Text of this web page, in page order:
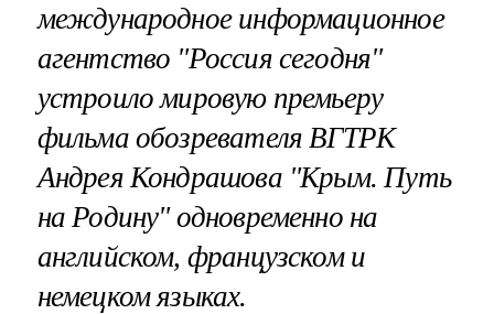
международное информационное
агентство "Россия сегодня"
устроило мировую премьеру
фильма обозревателя ВГТРК
Андрея Кондрашова "Крым. Путь
на Родину" одновременно на
английском, французском и
немецком языках.